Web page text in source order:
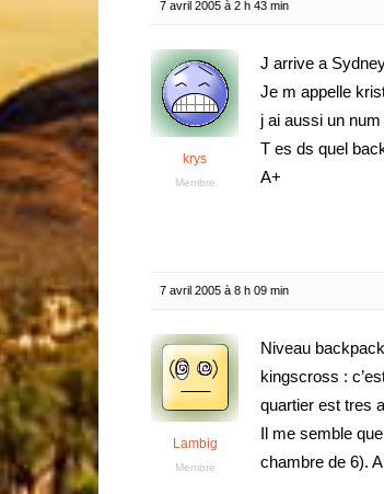
7 avril 2005 à 2 h 43 min
krys
Membre
J arrive a
Je m appelle
j ai aussi un
T es ds quel
A+
7 avril 2005 à 8 h 09 min
Lambig
Membre
Niveau
kingscross :
quartier est tres
Il me semble
chambre de 6).